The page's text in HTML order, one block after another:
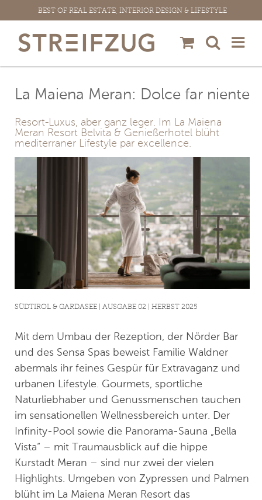
Inhalt
springen
BEST OF REAL ESTATE, INTERIOR DESIGN & LIFESTYLE
La Maiena Meran: Dolce far niente
Resort-Luxus, aber ganz leger. Im La Maiena
Meran Resort Belvita & Genießerhotel blüht
mediterraner Lifestyle par excellence.
Larger
Image
SÜDTIROL & GARDASEE | AUSGABE 02 | HERBST 2025
Mit dem Umbau der Rezeption, der Nörder Bar
und des Sensa Spas beweist Familie Waldner
abermals ihr feines Gespür für Extravaganz und
urbanen Lifestyle. Gourmets, sportliche
Naturliebhaber und Genussmenschen tauchen
im sensationellen Wellnessbereich unter. Der
Infinity-Pool sowie die Panorama-Sauna „Bella
Vista“ – mit Traumausblick auf die hippe
Kurstadt Meran – sind nur zwei der vielen
Highlights. Umgeben von Zypressen und Palmen
blüht im La Maiena Meran Resort das